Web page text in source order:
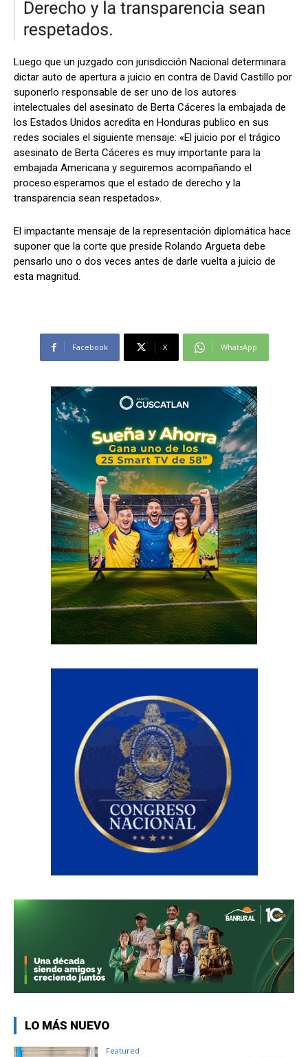
Comparta
Facebook X WhatsApp
Síganos
Comparta
Facebook X WhatsApp
Síganos
Luego que un juzgado con jurisdicción Nacional determinara
dictar auto de apertura a juicio en contra de David Castillo por
suponerlo responsable de ser uno de los autores
intelectuales del asesinato de Berta Cáceres la embajada de
los Estados Unidos acredita en Honduras publico en sus
redes sociales el siguiente mensaje: «El juicio por el trágico
asesinato de Berta Cáceres es muy importante para la
embajada Americana y seguiremos acompañando el
proceso.esperamos que el estado de derecho y la
transparencia sean respetados».
El impactante mensaje de la representación diplomática hace
suponer que la corte que preside Rolando Argueta debe
pensarlo uno o dos veces antes de darle vuelta a juicio de
esta magnitud.
Facebook X WhatsApp
LO MÁS NUEVO
Featured